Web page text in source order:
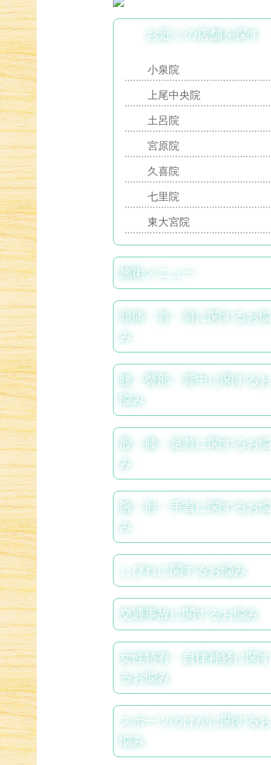
お近くの店舗を探す
小泉院
上尾中央院
土呂院
宮原院
久喜院
七里院
東大宮院
施術メニュー
頭痛・首・肩に関するお悩
み
腰・臀部・背中に関するお
悩み
股・膝・足首に関するお悩
み
腕・肘・手首に関するお悩
み
しびれに関するお悩み
交通事故に関するお悩み
女性特有・自律神経に関す
るお悩み
スポーツのけがに関するお
悩み